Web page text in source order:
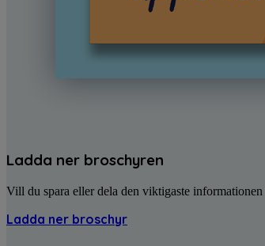
Ladda ner broschyren
Vill du spara eller dela den viktigaste
Ladda ner broschyr